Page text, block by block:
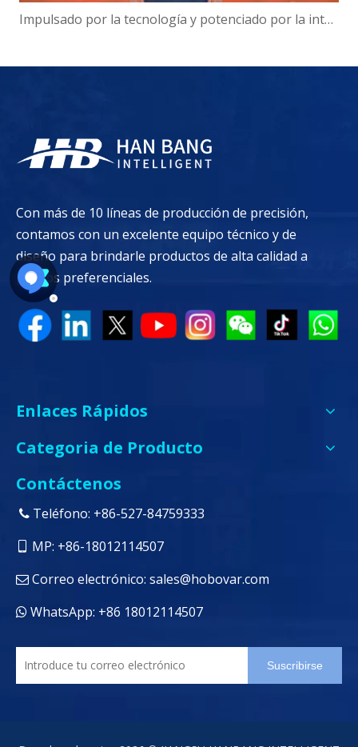
Impulsado por la tecnología y potenciado por la inteligencia: el presidente de Hanbang Intelligence, Gao Yun, sobre el avance del desarrollo del 'Centro de inteligencia digital' de Suqian
Con más de 10 líneas de producción de precisión,
contamos con un excelente equipo técnico y de
diseño para brindarle productos de alta calidad a
precios preferenciales.
Enlaces Rápidos
Categoria de Producto
Contáctenos
 Teléfono: +86-527-84759333
MP: +86-18012114507
 Correo electrónico: sales@hobovar.com
 WhatsApp: +86 18012114507
Suscribirse